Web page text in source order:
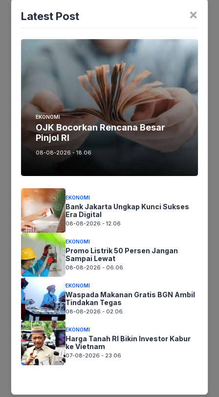
Email*
Situs Web
Simpan nama, email, dan situs web saya pada peramban
ini untuk komentar saya berikutnya.
×
Latest Post
EKONOMI
OJK Bocorkan Rencana Besar
Pinjol RI
08-08-2026 - 18.06
EKONOMI
Bank Jakarta Ungkap Kunci Sukses
Era Digital
08-08-2026 - 12.06
EKONOMI
Promo Listrik 50 Persen Jangan
Sampai Lewat
08-08-2026 - 06.06
EKONOMI
Waspada Makanan Gratis BGN Ambil
Tindakan Tegas
08-08-2026 - 02.06
EKONOMI
Harga Tanah RI Bikin Investor Kabur
ke Vietnam
07-08-2026 - 23.06